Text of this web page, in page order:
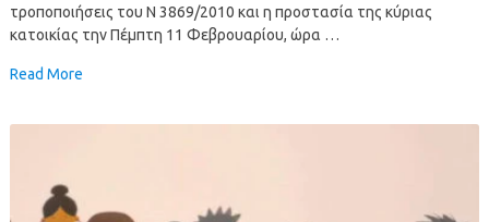
τροποποιήσεις του Ν 3869/2010 και η προστασία της κύριας
κατοικίας την Πέμπτη 11 Φεβρουαρίου, ώρα …
Read More